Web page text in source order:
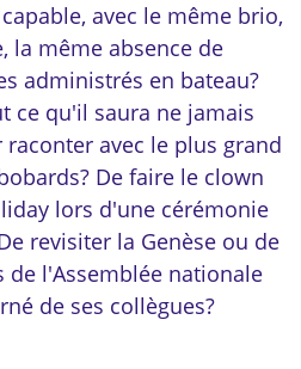
avec le même brio,
la même absence de
administrés en bateau?
ce qu'il saura ne jamais
avec le plus grand
De faire le clown
lors d'une cérémonie
revisiter la Genèse ou de
de l'Assemblée nationale
de ses collègues?